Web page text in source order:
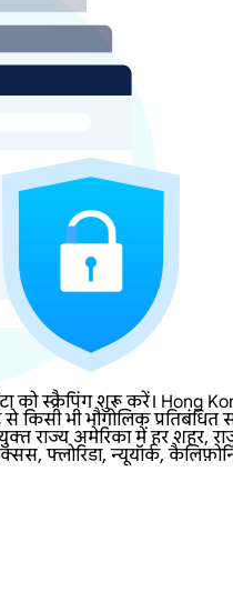
को स्क्रैपिंग शुरू करें। Hong
भी भौगोलिक
राज्य अमेरिका में हर
फ्लोरिडा, न्यूयॉर्क,